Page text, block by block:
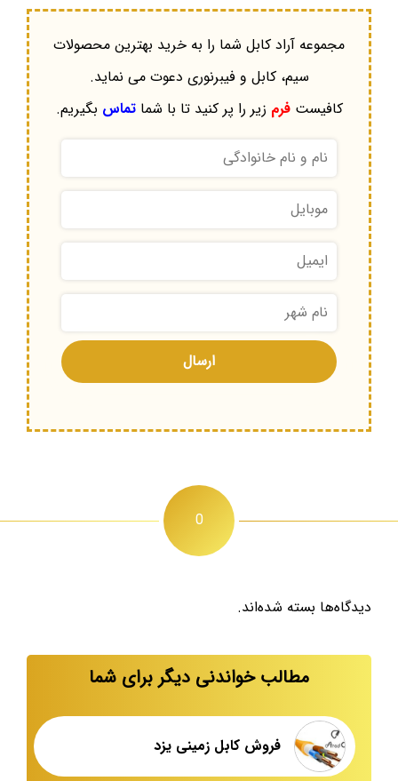
مجموعه آراد کابل شما را به خرید بهترین محصولات
سیم، کابل و فیبرنوری دعوت می نماید.
کافیستفرم زیر را پر کنید تا با شماتماس بگیریم.
0
دیدگاه‌ها بسته شده‌اند.
مطالب خواندنی دیگر برای شما
فروش کابل زمینی یزد